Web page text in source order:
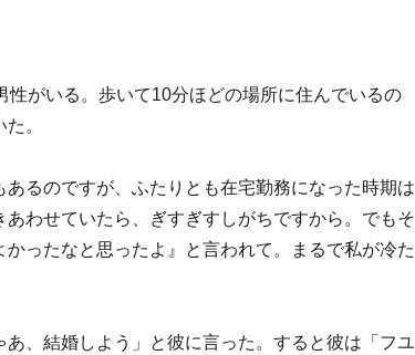
がいる。歩いて10分ほどの場所に住んでいるの
。
るのですが、ふたりとも在宅勤務になった時期は
わせていたら、ぎすぎすしがちですから。でもそ
ったなと思ったよ』と言われて。まるで私が冷た
、結婚しよう」と彼に言った。すると彼は「フユ